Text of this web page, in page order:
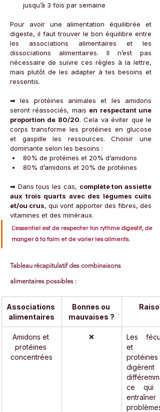
jusqu’à 3 fois par semaine
Pour avoir une alimentation équilibrée et
digeste, il faut trouver le bon équilibre entre
les associations alimentaires et les
dissociations alimentaires. Il n’est pas
nécessaire de suivre ces règles à la lettre,
mais plutôt de les adapter à tes besoins et
ressentis.
➡ les protéines animales et les amidons
seront réassociés, mais en respectant une
proportion de 80/20. Cela va éviter que le
corps transforme les protéines en glucose
et gaspille les ressources. Choisir une
dominante selon les besoins :
80% de protéines et 20% d’amidons
80% d’amidons et 20% de protéines
➡ Dans tous les cas, complète ton assiette
aux trois quarts avec des légumes cuits
et/ou crus, qui vont apporter des fibres, des
vitamines et des minéraux.
L’essentiel est de respecter ton rythme digestif, de
manger à ta faim et de varier les aliments.
Tableau récapitulatif des combinaisons
alimentaires possibles :
Associations
alimentaires
Bonnes ou
mauvaises ?
Raison
Amidons et
protéines
concentrées
❌
Les
et
digèrent
ce qui
entraîner
problèmes